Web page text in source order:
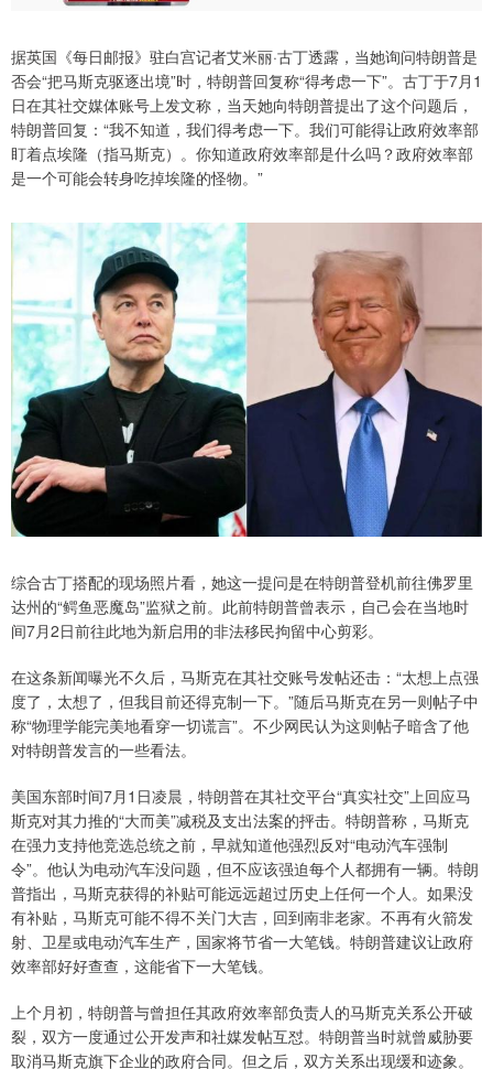
据英国《每日邮报》驻白宫记者艾米丽·古丁透露，当她询问特朗普是
否会“把马斯克驱逐出境”时，特朗普回复称“得考虑一下”。古丁于7月1
日在其社交媒体账号上发文称，当天她向特朗普提出了这个问题后，
特朗普回复：“我不知道，我们得考虑一下。我们可能得让政府效率部
盯着点埃隆（指马斯克）。你知道政府效率部是什么吗？政府效率部
是一个可能会转身吃掉埃隆的怪物。”
综合古丁搭配的现场照片看，她这一提问是在特朗普登机前往佛罗里
达州的“鳄鱼恶魔岛”监狱之前。此前特朗普曾表示，自己会在当地时
间7月2日前往此地为新启用的非法移民拘留中心剪彩。
在这条新闻曝光不久后，马斯克在其社交账号发帖还击：“太想上点强
度了，太想了，但我目前还得克制一下。”随后马斯克在另一则帖子中
称“物理学能完美地看穿一切谎言”。不少网民认为这则帖子暗含了他
对特朗普发言的一些看法。
美国东部时间7月1日凌晨，特朗普在其社交平台“真实社交”上回应马
斯克对其力推的“大而美”减税及支出法案的抨击。特朗普称，马斯克
在强力支持他竞选总统之前，早就知道他强烈反对“电动汽车强制
令”。他认为电动汽车没问题，但不应该强迫每个人都拥有一辆。特朗
普指出，马斯克获得的补贴可能远远超过历史上任何一个人。如果没
有补贴，马斯克可能不得不关门大吉，回到南非老家。不再有火箭发
射、卫星或电动汽车生产，国家将节省一大笔钱。特朗普建议让政府
效率部好好查查，这能省下一大笔钱。
上个月初，特朗普与曾担任其政府效率部负责人的马斯克关系公开破
裂，双方一度通过公开发声和社媒发帖互怼。特朗普当时就曾威胁要
取消马斯克旗下企业的政府合同。但之后，双方关系出现缓和迹象。